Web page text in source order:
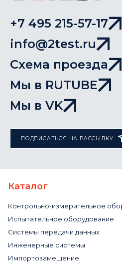
+7 495 215-57-17
info@2test.ru
Схема проезда
Мы в RUTUBE
Мы в VK
ПОДПИСАТЬСЯ НА РАССЫЛКУ
Каталог
Контрольно-измерительное
Испытательное оборудование
Системы передачи данных
Инженерные системы
Импортозамещение